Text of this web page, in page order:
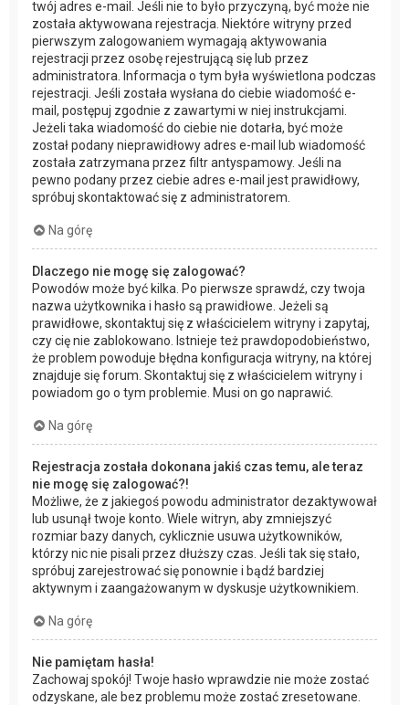
twój adres e-mail. Jeśli nie to było przyczyną, być może nie
została aktywowana rejestracja. Niektóre witryny przed
pierwszym zalogowaniem wymagają aktywowania
rejestracji przez osobę rejestrującą się lub przez
administratora. Informacja o tym była wyświetlona podczas
rejestracji. Jeśli została wysłana do ciebie wiadomość e-
mail, postępuj zgodnie z zawartymi w niej instrukcjami.
Jeżeli taka wiadomość do ciebie nie dotarła, być może
został podany nieprawidłowy adres e-mail lub wiadomość
została zatrzymana przez filtr antyspamowy. Jeśli na
pewno podany przez ciebie adres e-mail jest prawidłowy,
spróbuj skontaktować się z administratorem.
Na górę
Dlaczego nie mogę się zalogować?
Powodów może być kilka. Po pierwsze sprawdź, czy twoja
nazwa użytkownika i hasło są prawidłowe. Jeżeli są
prawidłowe, skontaktuj się z właścicielem witryny i zapytaj,
czy cię nie zablokowano. Istnieje też prawdopodobieństwo,
że problem powoduje błędna konfiguracja witryny, na której
znajduje się forum. Skontaktuj się z właścicielem witryny i
powiadom go o tym problemie. Musi on go naprawić.
Na górę
Rejestracja została dokonana jakiś czas temu, ale teraz
nie mogę się zalogować?!
Możliwe, że z jakiegoś powodu administrator dezaktywował
lub usunął twoje konto. Wiele witryn, aby zmniejszyć
rozmiar bazy danych, cyklicznie usuwa użytkowników,
którzy nic nie pisali przez dłuższy czas. Jeśli tak się stało,
spróbuj zarejestrować się ponownie i bądź bardziej
aktywnym i zaangażowanym w dyskusje użytkownikiem.
Na górę
Nie pamiętam hasła!
Zachowaj spokój! Twoje hasło wprawdzie nie może zostać
odzyskane, ale bez problemu może zostać zresetowane.